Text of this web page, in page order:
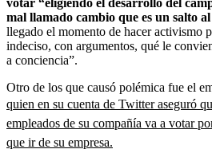
votar “eligiendo el desarrollo del
mal llamado cambio que es un salto
llegado el momento de hacer activismo
indeciso, con argumentos, qué le
a conciencia”.
Otro de los que causó polémica fue el
quien en su cuenta de Twitter aseguró
empleados de su compañía va a votar
que ir de su empresa.